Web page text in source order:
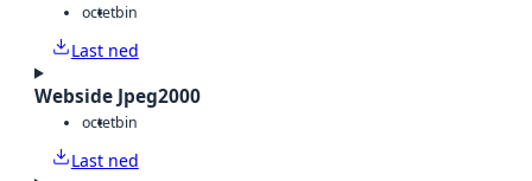
octetbin
Last ned
Webside Jpeg2000
octetbin
Last ned